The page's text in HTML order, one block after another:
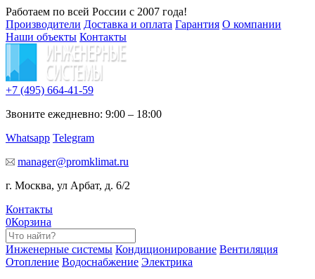
Работаем по всей России с 2007 года!
Производители Доставка и оплата Гарантия О компании
Наши объекты Контакты
+7 (495) 664-41-59
Звоните ежедневно: 9:00 – 18:00
Whatsapp Telegram
manager@promklimat.ru
г. Москва, ул Арбат, д. 6/2
Контакты
0Корзина
Инженерные системы Кондиционирование Вентиляция
Отопление Водоснабжение Электрика